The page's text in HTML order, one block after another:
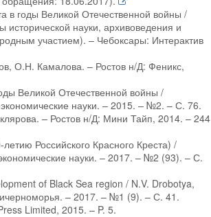
в годы Великой Отечественной войны /
науки, архивоведения и
участием). – Чебоксары: Интерактив
О.Н. Камалова. – Ростов н/Д: Феникс,
Великой Отечественной войны /
науки. – 2015. – №2. – С. 76.
– Ростов н/Д: Мини Тайп, 2014. – 244
Российского Красного Креста) /
науки. – 2017. – №2 (93). – С.
of Black Sea region / N.V. Drobotya,
– 2017. – №1 (9). – С. 41.
Limited, 2015. – P. 5.